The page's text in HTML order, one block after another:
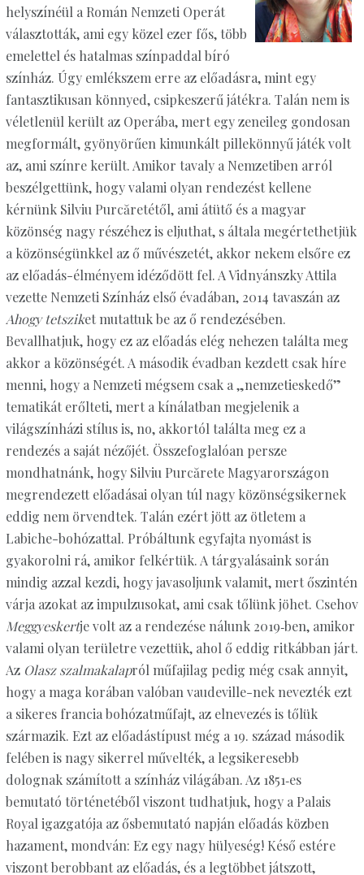
helyszínéül a Román Nemzeti Operát
választották, ami egy közel ezer fős, több
emelettel és hatalmas színpaddal bíró
színház. Úgy emlékszem erre az előadásra, mint egy
fantasztikusan könnyed, csipkeszerű játékra. Talán nem is
véletlenül került az Operába, mert egy zeneileg gondosan
megformált, gyönyörűen kimunkált pillekönnyű játék volt
az, ami színre került. Amikor tavaly a Nemzetiben arról
beszélgettünk, hogy valami olyan rendezést kellene
kérnünk Silviu Purcăretétől, ami átütő és a magyar
közönség nagy részéhez is eljuthat, s általa megértethetjük
a közönségünkkel az ő művészetét, akkor nekem elsőre ez
az előadás-élményem idéződött fel. A Vidnyánszky Attila
vezette Nemzeti Színház első évadában, 2014 tavaszán az
Ahogy tetsziket mutattuk be az ő rendezésében.
Bevallhatjuk, hogy ez az előadás elég nehezen találta meg
akkor a közönségét. A második évadban kezdett csak híre
menni, hogy a Nemzeti mégsem csak a „nemzetieskedő”
tematikát erőlteti, mert a kínálatban megjelenik a
világszínházi stílus is, no, akkortól találta meg ez a
rendezés a saját nézőjét. Összefoglalóan persze
mondhatnánk, hogy Silviu Purcărete Magyarországon
megrendezett előadásai olyan túl nagy közönségsikernek
eddig nem örvendtek. Talán ezért jött az ötletem a
Labiche-bohózattal. Próbáltunk egyfajta nyomást is
gyakorolni rá, amikor felkértük. A tárgyalásaink során
mindig azzal kezdi, hogy javasoljunk valamit, mert őszintén
várja azokat az impulzusokat, ami csak tőlünk jöhet. Csehov
Meggyeskertje volt az a rendezése nálunk 2019‑ben, amikor
valami olyan területre vezettük, ahol ő eddig ritkábban járt.
Az Olasz szalmakalapról műfajilag pedig még csak annyit,
hogy a maga korában valóban vaudeville-nek nevezték ezt
a sikeres francia bohózatműfajt, az elnevezés is tőlük
származik. Ezt az előadástípust még a 19. század második
felében is nagy sikerrel művelték, a legsikeresebb
dolognak számított a színház világában. Az 1851‑es
bemutató történetéből viszont tudhatjuk, hogy a Palais
Royal igazgatója az ősbemutató napján előadás közben
hazament, mondván: Ez egy nagy hülyeség! Késő estére
viszont berobbant az előadás, és a legtöbbet játszott,